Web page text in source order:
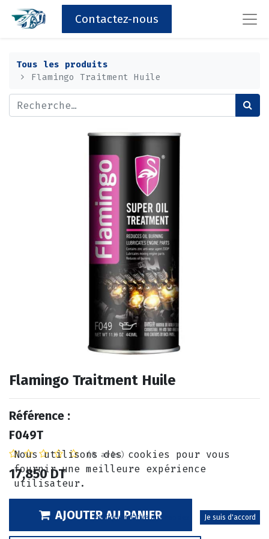
Contactez-nous
Tous les produits
Flamingo Traitment Huile
Flamingo Traitment Huile
Référence :
F049T
(0 avis)
17,850DT
AJOUTER AU PANIER
Nous utilisons des cookies pour vous
fournir une meilleure expérience
utilisateur.
Politique relative aux cookies Je suis d'accord